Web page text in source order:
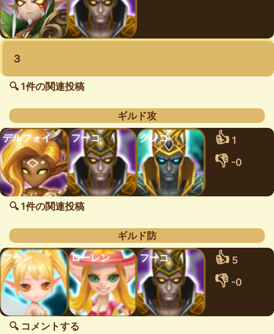
３
🔍 1件の関連投稿
ギルド攻
デルフォイ
フーコ グレゴ 👍 1
👎 -0
🔍 1件の関連投稿
ギルド防
フラン
ローレン フーコ 👍 5
👎 -0
🔍 コメントする